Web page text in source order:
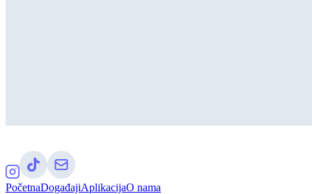
PočetnaDogađajiAplikacijaO nama